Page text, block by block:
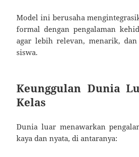
Model ini berusaha
formal dengan pengalaman
agar lebih relevan, menarik,
siswa.
Keunggulan Dunia
Kelas
Dunia luar menawarkan
kaya dan nyata, di antaranya: